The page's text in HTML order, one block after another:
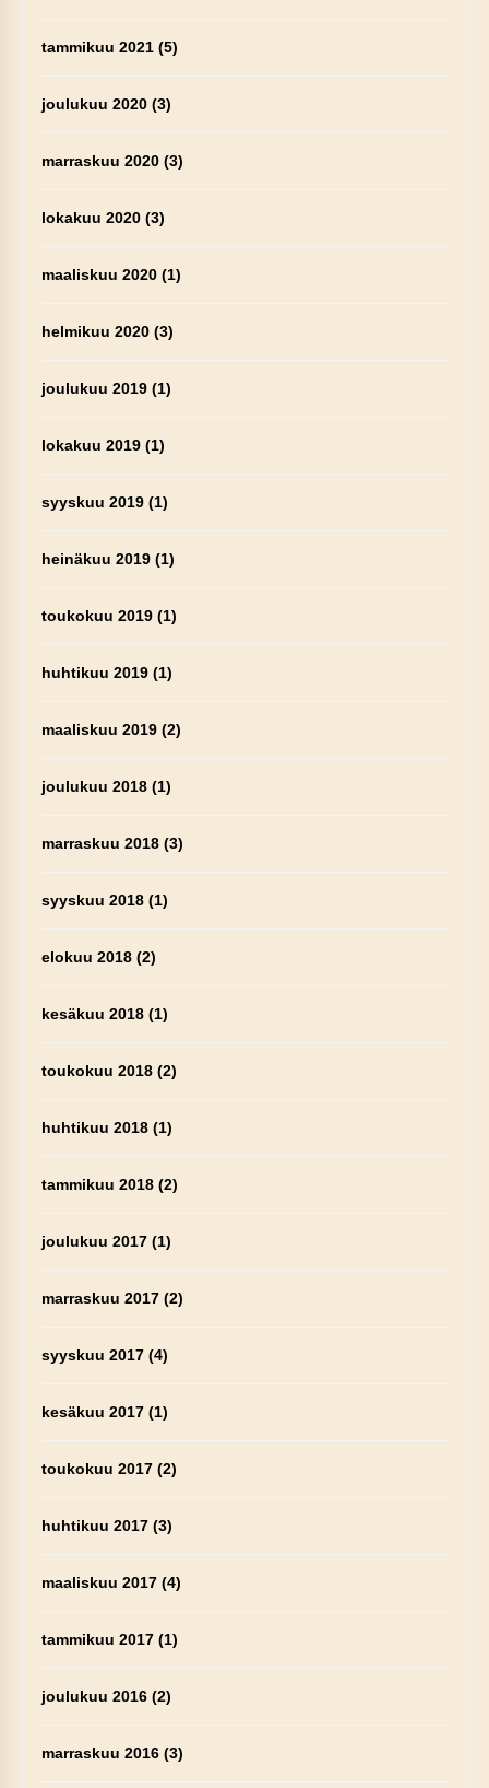
tammikuu 2021(5)
joulukuu 2020(3)
marraskuu 2020(3)
lokakuu 2020(3)
maaliskuu 2020(1)
helmikuu 2020(3)
joulukuu 2019(1)
lokakuu 2019(1)
syyskuu 2019(1)
heinäkuu 2019(1)
toukokuu 2019(1)
huhtikuu 2019(1)
maaliskuu 2019(2)
joulukuu 2018(1)
marraskuu 2018(3)
syyskuu 2018(1)
elokuu 2018(2)
kesäkuu 2018(1)
toukokuu 2018(2)
huhtikuu 2018(1)
tammikuu 2018(2)
joulukuu 2017(1)
marraskuu 2017(2)
syyskuu 2017(4)
kesäkuu 2017(1)
toukokuu 2017(2)
huhtikuu 2017(3)
maaliskuu 2017(4)
tammikuu 2017(1)
joulukuu 2016(2)
marraskuu 2016(3)